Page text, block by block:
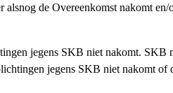
de Overeenkomst nakomt en/
jegens SKB niet nakomt. SKB
jegens SKB niet nakomt of